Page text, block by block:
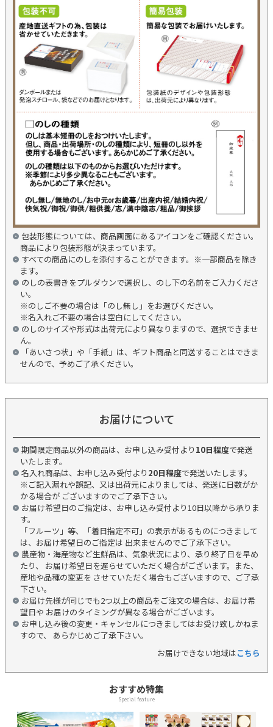
包装形態については、商品画面にあるアイコンをご確認ください。
商品により包装形態が決まっています。
すべての商品にのしを添付することができます。※一部商品を除き
ます。
のしの表書きをプルダウンで選択し、のし下の名前をご入力くださ
い。
※のしご不要の場合は「のし無し」をお選びください。
※名入れご不要の場合は空白にしてください。
のしのサイズや形式は出荷元により異なりますので、選択できませ
ん。
「あいさつ状」や「手紙」は、ギフト商品と同送することはできま
せんので、予めご了承ください。
お届けについて
期間限定商品以外の商品は、お申し込み受付より 10日程度で発送
いたします。
名入れ商品は、お申し込み受付より 20日程度で発送いたします。
※ご記入漏れや誤記、又は出荷元によりましては、発送に日数がか
かる場合が ございますのでご了承下さい。
お届け希望日のご指定は、お申し込み受付より10日以降から承りま
す。
「フルーツ」等、「着日指定不可」の表示があるものにつきまして
は、お届け希望日のご指定は 出来ませんのでご了承下さい。
農産物・海産物など生鮮品は、気象状況により、承り終了日を早め
たり、 お届け希望日を遅らせていただく場合がございます。また、
産地や品種の変更を させていただく場合もございますので、ご了承
下さい。
お届け先様が同じでも2つ以上の商品をご注文の場合は、お届け希
望日や お届けのタイミングが異なる場合がございます。
お申し込み後の変更・キャンセルにつきましてはお受け致しかねま
すので、 あらかじめご了承下さい。
お届けできない地域はこちら
おすすめ特集
Special feature